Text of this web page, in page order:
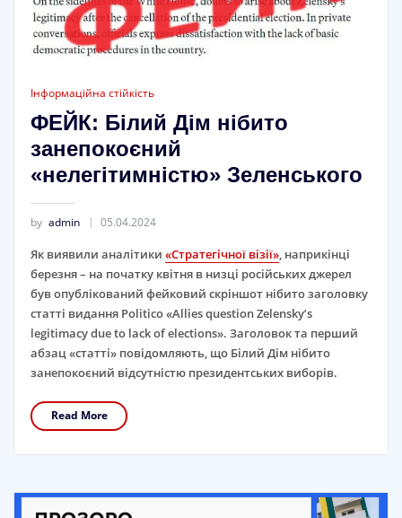
Інформаційна стійкість
ФЕЙК: Білий Дім нібито
занепокоєний
«нелегітимністю» Зеленського
by admin 05.04.2024
Як виявили аналітики «Стратегічної візії», наприкінці
березня – на початку квітня в низці російських джерел
був опублікований фейковий скріншот нібито заголовку
статті видання Politico «Allies question Zelensky’s
legitimacy due to lack of elections». Заголовок та перший
абзац «статті» повідомляють, що Білий Дім нібито
занепокоєний відсутністю президентських виборів.
Read More